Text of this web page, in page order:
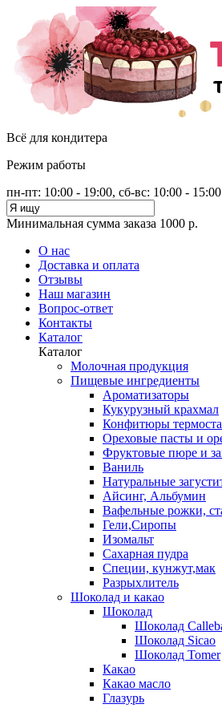
Всё для кондитера
Режим работы
пн-пт: 10:00 - 19:00, сб-вс: 10:00 - 15:00
Минимальная сумма заказа 1000 р.
О нас
Доставка и оплата
Отзывы
Наш магазин
Вопрос-ответ
Контакты
Каталог
Каталог
Молочная продукция
Пищевые ингредиенты
Ароматизаторы
Кукурузный крахмал
Конфитюры
Ореховые пасты и
Фруктовые пюре и
Ваниль
Натуральные
Айсинг, Альбумин
Вафельные рожки,
Гели,Сиропы
Изомальт
Сахарная пудра
Специи, кунжут,мак
Разрыхлитель
Шоколад и какао
Шоколад
Шоколад
Шоколад Sicao
Шоколад Tomer
Какао
Какао масло
Глазурь